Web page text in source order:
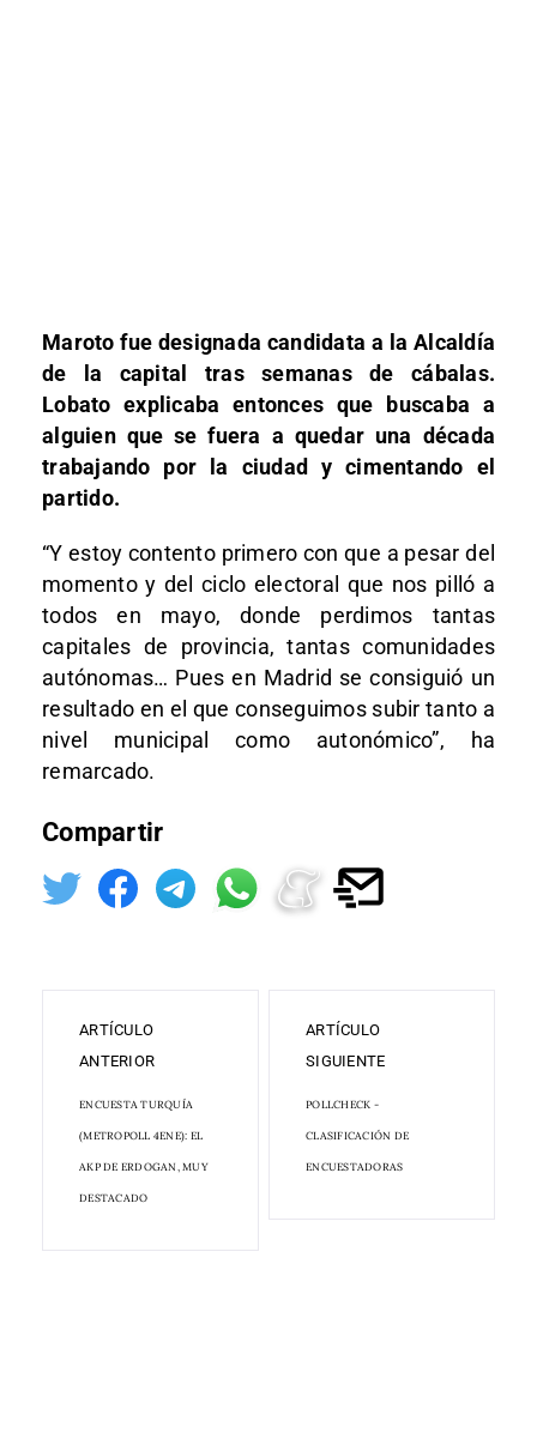
Maroto fue designada candidata a la Alcaldía
de la capital tras semanas de cábalas.
Lobato explicaba entonces que buscaba a
alguien que se fuera a quedar una década
trabajando por la ciudad y cimentando el
partido.
“Y estoy contento primero con que a pesar del
momento y del ciclo electoral que nos pilló a
todos en mayo, donde perdimos tantas
capitales de provincia, tantas comunidades
autónomas… Pues en Madrid se consiguió un
resultado en el que conseguimos subir tanto a
nivel municipal como autonómico”, ha
remarcado.
Compartir
ARTÍCULO
ANTERIOR
ENCUESTA TURQUÍA
(METROPOLL 4ENE): EL
AKP DE ERDOGAN, MUY
DESTACADO
ARTÍCULO
SIGUIENTE
POLLCHECK -
CLASIFICACIÓN DE
ENCUESTADORAS